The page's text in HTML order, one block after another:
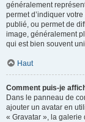
généralement
permet d’indiquer
publié, ou permet de
image, généralement
qui est bien souvent
Haut
Comment puis-je
Dans le panneau de
ajouter un avatar en
« Gravatar », la galerie